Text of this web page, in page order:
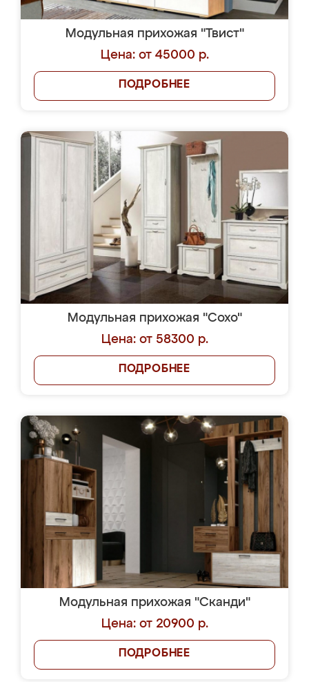
Модульная прихожая "Твист"
Цена: от 45000 р.
ПОДРОБНЕЕ
Модульная прихожая "Сохо"
Цена: от 58300 р.
ПОДРОБНЕЕ
Модульная прихожая "Сканди"
Цена: от 20900 р.
ПОДРОБНЕЕ